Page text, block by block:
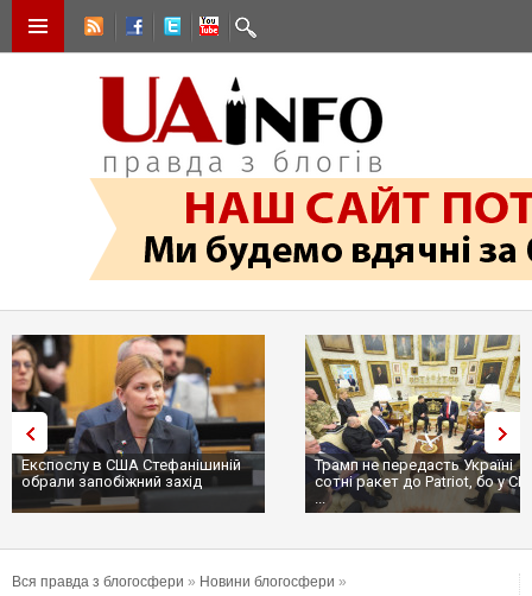
Трамп не передасть Україні
сотні ракет до Patriot, бо у США
Вибух у ресторані в Москві:
ціллю був головком ВКС
пр...
Вся правда з блогосфери » Новини блогосфери »